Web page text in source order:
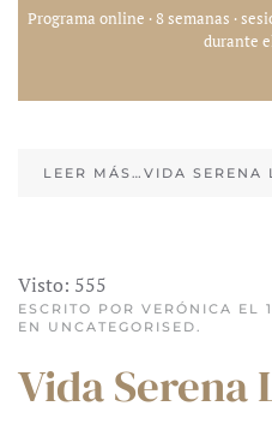
Programa online · 8 semanas ·
durante
LEER MÁS…VIDA SERENA
Visto: 555
ESCRITO POR VERÓNICA EL
EN UNCATEGORISED.
Vida Serena